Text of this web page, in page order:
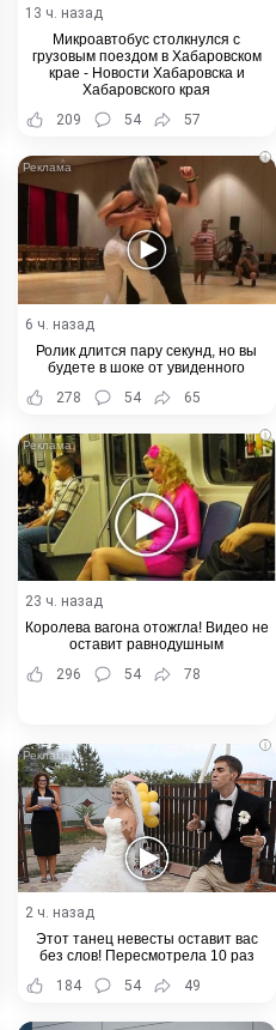
13 ч. назад
Микроавтобус столкнулся с
грузовым поездом в Хабаровском
крае - Новости Хабаровска и
Хабаровского края
209
54 57
i
6 ч. назад
Ролик длится пару секунд, но вы
будете в шоке от увиденного
278
54 65
i
23 ч. назад
Королева вагона отожгла! Видео не
оставит равнодушным
296
54 78
i
2 ч. назад
Этот танец невесты оставит вас
без слов! Пересмотрела 10 раз
184
54 49